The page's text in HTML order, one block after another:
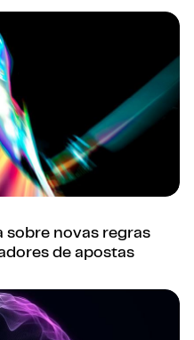
novas regras para
sobre novas regras
de apostas